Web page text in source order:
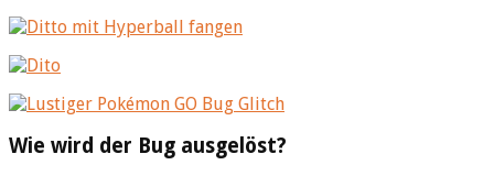
Wie wird der Bug ausgelöst?